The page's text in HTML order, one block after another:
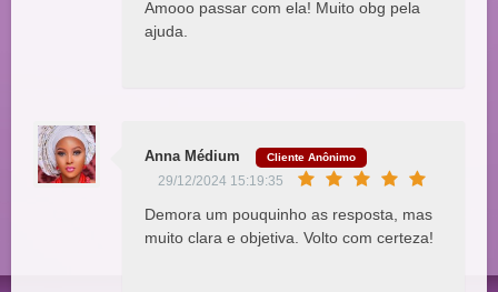
Amooo passar com ela! Muito obg pela
ajuda.
Anna Médium Cliente Anônimo
29/12/2024 15:19:35
Demora um pouquinho as resposta, mas
muito clara e objetiva. Volto com certeza!